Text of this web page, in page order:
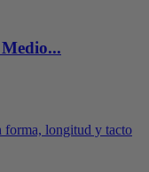
forma, longitud y tacto